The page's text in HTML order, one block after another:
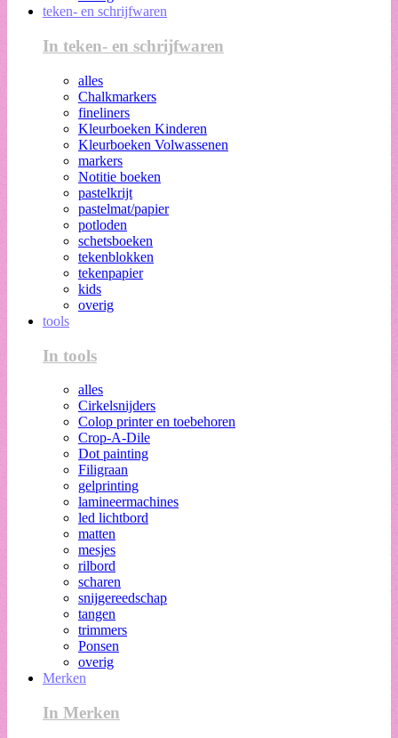
teken- en schrijfwaren
In teken- en schrijfwaren
alles
Chalkmarkers
fineliners
Kleurboeken Kinderen
Kleurboeken Volwassenen
markers
Notitie boeken
pastelkrijt
pastelmat/papier
potloden
schetsboeken
tekenblokken
tekenpapier
kids
overig
tools
In tools
alles
Cirkelsnijders
Colop printer en toebehoren
Crop-A-Dile
Dot painting
Filigraan
gelprinting
lamineermachines
led lichtbord
matten
mesjes
rilbord
scharen
snijgereedschap
tangen
trimmers
Ponsen
overig
Merken
In Merken